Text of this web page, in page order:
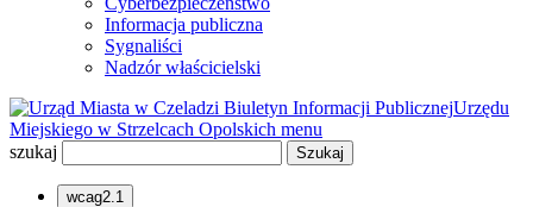
Informacja publiczna
Sygnaliści
Nadzór właścicielski
Biuletyn Informacji PublicznejUrzędu
Miejskiego w Strzelcach Opolskich menu
szukaj
wcag2.1